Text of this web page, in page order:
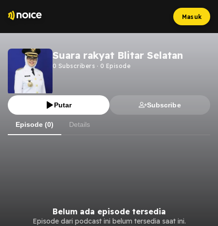
Masuk
Suara rakyat Blitar Selatan
0 Subscribers · 0 Episode
Putar Subscribe
Episode (0) Details
Belum ada episode tersedia
Episode dari podcast ini belum tersedia saat ini.